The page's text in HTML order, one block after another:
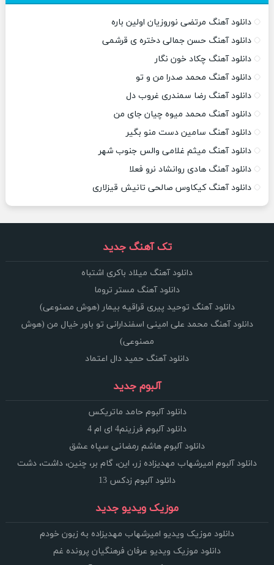
دانلود آهنگ مرتضی نوروزیان اولین باره
دانلود آهنگ حسن جمالی دختره ی قرشمی
دانلود آهنگ چکاد خون نگار
دانلود آهنگ محمد صدرا من و تو
دانلود آهنگ رضا سمندری غروب دل
دانلود آهنگ محمد میوه چیان جای من
دانلود آهنگ سامین دست منو بگیر
دانلود آهنگ میثم غلامی والس جنوب شهر
دانلود آهنگ هادی روانشاد نرو فعلا
دانلود آهنگ کیکاوس صالحی تانیش قیزلاری
تک آهنگ جدید
دانلود آهنگ میلاد باکری اشتباه
دانلود آهنگ مستر تروما
دانلود آهنگ توحید پیری قراقیه بیمار (هوش مصنوعی)
دانلود آهنگ محمد علی امینی اسفندارانی تو باور خیال من (هوش
مصنوعی)
دانلود آهنگ حمید دال اعتماد
آلبوم جدید
دانلود آلبوم حامد ماتریکس
دانلود آلبوم فرزینم4 ای ام 4
دانلود آلبوم هاشم رمضانی سپاه عشق
دانلود آلبوم امیرشهاب مهدیزاده زر، این، گام بر، چنین، داشت، دشت
دانلود آلبوم زدکس 13
موزیک ویدیو جدید
دانلود موزیک ویدیو امیرشهاب مهدیزاده به زبون خودم
دانلود موزیک ویدیو عرفان فرهنگیان پرونده غم